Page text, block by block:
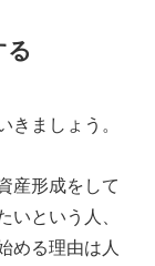
る
きましょう。
産形成をして
いという人、
める理由は人